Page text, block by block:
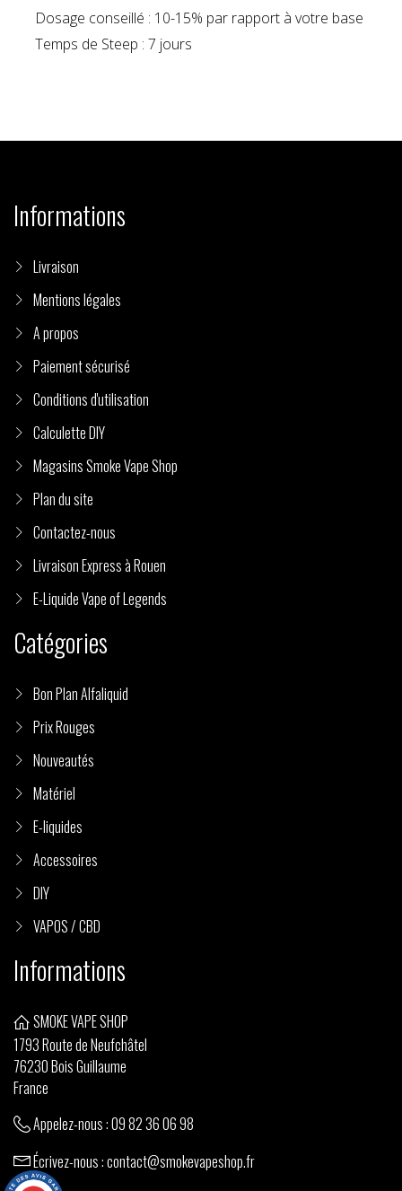
Dosage conseillé : 10-15% par rapport à votre base
Temps de Steep : 7 jours
Informations
Livraison
Mentions légales
A propos
Paiement sécurisé
Conditions d'utilisation
Calculette DIY
Magasins Smoke Vape Shop
Plan du site
Contactez-nous
Livraison Express à Rouen
E-Liquide Vape of Legends
Catégories
Bon Plan Alfaliquid
Prix Rouges
Nouveautés
Matériel
E-liquides
Accessoires
DIY
VAPOS / CBD
Informations
SMOKE VAPE SHOP
1793 Route de Neufchâtel
76230 Bois Guillaume
France
Appelez-nous :09 82 36 06 98
Écrivez-nous :contact@smokevapeshop.fr